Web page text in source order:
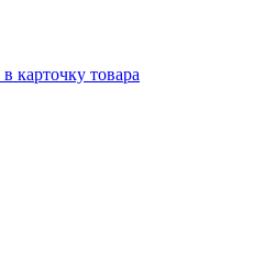
карточку товара